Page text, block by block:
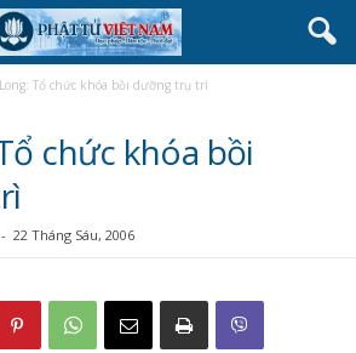
Tổ chức khóa bồi dưỡng trụ trì
chức khóa bồi
- 22 Tháng Sáu, 2006